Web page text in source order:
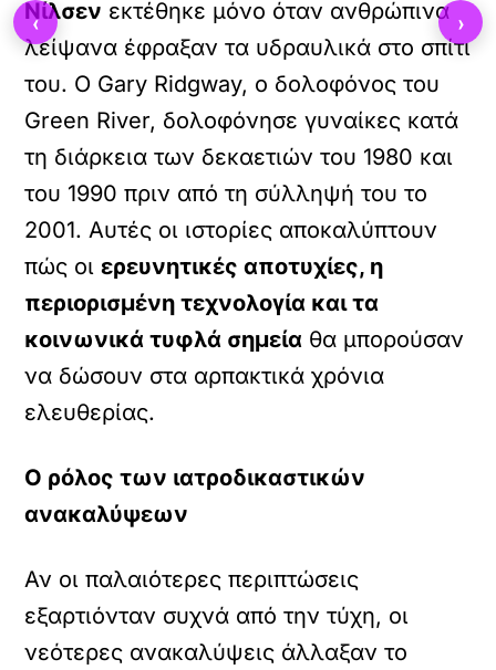
Νίλσεν εκτέθηκε μόνο όταν ανθρώπινα
λείψανα έφραξαν τα υδραυλικά στο σπίτι
του. Ο Gary Ridgway, ο δολοφόνος του
Green River, δολοφόνησε γυναίκες κατά
τη διάρκεια των δεκαετιών του 1980 και
του 1990 πριν από τη σύλληψή του το
2001. Αυτές οι ιστορίες αποκαλύπτουν
πώς οιερευνητικές αποτυχίες, η
περιορισμένη τεχνολογία και τα
κοινωνικά τυφλά σημεία θα μπορούσαν
να δώσουν στα αρπακτικά χρόνια
ελευθερίας.
Ο ρόλος των ιατροδικαστικών
ανακαλύψεων
Αν οι παλαιότερες περιπτώσεις
εξαρτιόνταν συχνά από την τύχη, οι
νεότερες ανακαλύψεις άλλαξαν το
‹ ›